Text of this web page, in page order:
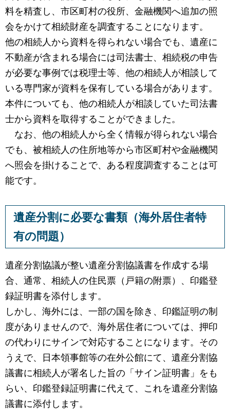
料を精査し、市区町村の役所、金融機関へ追加の照
会をかけて相続財産を調査することになります。
他の相続人から資料を得られない場合でも、遺産に
不動産が含まれる場合には司法書士、相続税の申告
が必要な事例では税理士等、他の相続人が相談して
いる専門家が資料を保有している場合があります。
本件についても、他の相続人が相談していた司法書
士から資料を取得することができました。
なお、他の相続人から全く情報が得られない場合
でも、被相続人の住所地等から市区町村や金融機関
へ照会を掛けることで、ある程度調査することは可
能です。
遺産分割に必要な書類（海外居住者特
有の問題）
遺産分割協議が整い遺産分割協議書を作成する場
合、通常、相続人の住民票（戸籍の附票）、印鑑登
録証明書を添付します。
しかし、海外には、一部の国を除き、印鑑証明の制
度がありませんので、海外居住者については、押印
の代わりにサインで対応することになります。その
うえで、日本領事館等の在外公館にて、遺産分割協
議書に相続人が署名した旨の「サイン証明書」をも
らい、印鑑登録証明書に代えて、これを遺産分割協
議書に添付します。